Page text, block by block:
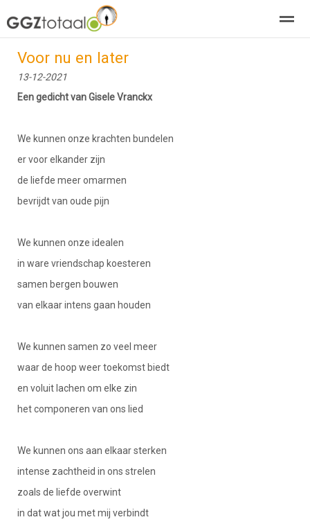
over GGZTotaal abonneren
Voor nu en later
13-12-2021
Een gedicht van Gisele Vranckx
We kunnen onze krachten bundelen
er voor elkander zijn
de liefde meer omarmen
bevrijdt van oude pijn
We kunnen onze idealen
in ware vriendschap koesteren
samen bergen bouwen
van elkaar intens gaan houden
We kunnen samen zo veel meer
waar de hoop weer toekomst biedt
en voluit lachen om elke zin
het componeren van ons lied
We kunnen ons aan elkaar sterken
intense zachtheid in ons strelen
zoals de liefde overwint
in dat wat jou met mij verbindt